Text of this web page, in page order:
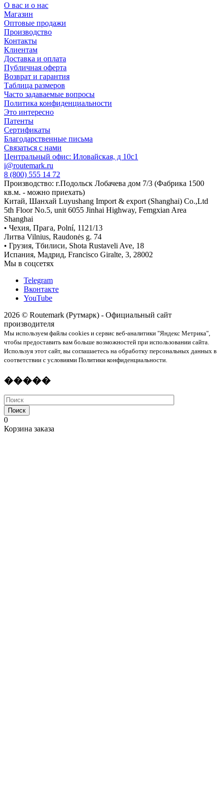
О вас и о нас
Магазин
Оптовые продажи
Производство
Контакты
Клиентам
Доставка и оплата
Публичная оферта
Возврат и гарантия
Таблица размеров
Часто задаваемые вопросы
Политика конфиденциальности
Это интересно
Патенты
Сертификаты
Благодарственные письма
Связаться с нами
Центральный офис: Иловайская, д 10с1
i@routemark.ru
8 (800) 555 14 72
Производство: г.Подольск Лобачева дом 7/3 (Фабрика 1500
кв.м. - можно приехать)
Китай, Шанхай Luyushang Import & export (Shanghai) Co.,Ltd
5th Floor No.5, unit 6055 Jinhai Highway, Femgxian Area
Shanghai
• Чехия, Прага, Polní, 1121/13
Литва Vilnius, Raudonės g. 74
• Грузия, Тбилиси, Shota Rustaveli Ave, 18
Испания, Мадрид, Francisco Giralte, 3, 28002
Мы в соцсетях
Telegram
Вконтакте
YouTube
2026 © Routemark (Рутмарк) - Официальный сайт
производителя
Мы используем файлы cookies и сервис веб-аналитики "Яндекс Метрика",
чтобы предоставить вам больше возможностей при использовании сайта.
Используя этот сайт, вы соглашаетесь на обработку персональных данных в
соответствии с условиями Политики конфиденциальности.
�����
Поиск
0
Корзина заказа